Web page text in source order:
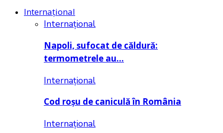
Internațional
Internațional
Napoli, sufocat de căldură:
termometrele au…
Internațional
Cod roșu de caniculă în România
Internațional